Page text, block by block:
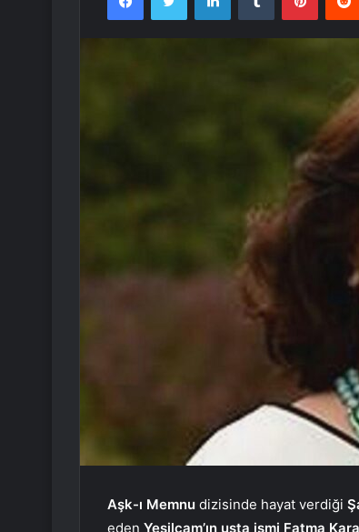
Aşk-ı Memnu dizisinde hayat verdiği
eden Yeşilçam’ın usta ismi Fatma